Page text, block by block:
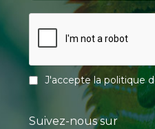
J'accepte lapolitique
Suivez-nous sur